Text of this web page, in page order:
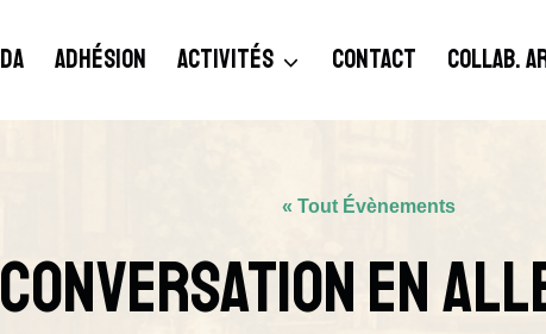
ADHÉSION ACTIVITÉS CONTACT COLLAB.
« Tout Évènements
Conversation En